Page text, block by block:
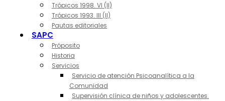
Trópicos 1998. VI (II)
Trópicos 1993. III (II)
Pautas editoriales
SAPC
Próposito
Historia
Servicios
Servicio de atención Psicoanalítica a la
Comunidad
Supervisión clínica de niños y adolescentes.